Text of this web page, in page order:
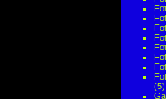
(5)